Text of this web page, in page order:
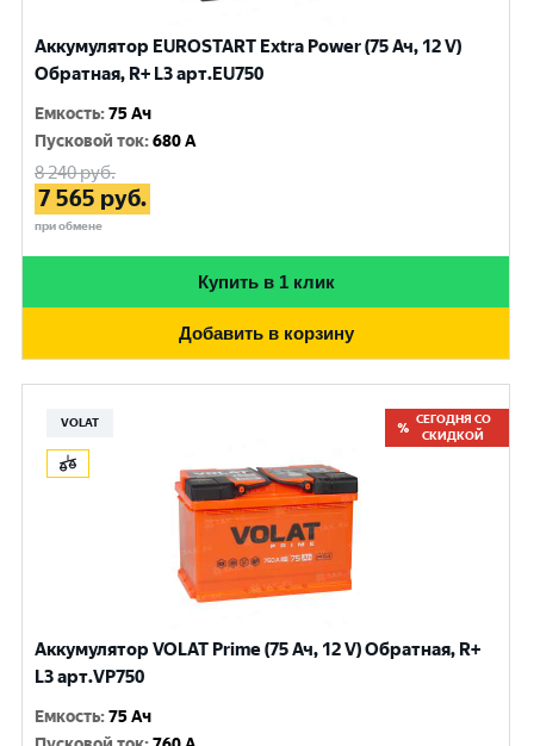
Аккумулятор EUROSTART Extra Power (75 Ач, 12 V)
Обратная, R+ L3 арт.EU750
Емкость:75 Ач
Пусковой ток:680 A
8 240руб.
7 565 руб.
при обмене
Купить в 1 клик
Добавить в корзину
VOLAT
СЕГОДНЯ СО
СКИДКОЙ
Аккумулятор VOLAT Prime (75 Ач, 12 V) Обратная, R+
L3 арт.VP750
Емкость:75 Ач